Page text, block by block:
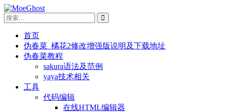
首页
伪春菜_橘花2修改增强版说明及下载地址
伪春菜教程
sakura语法及范例
yaya技术相关
工具
代码编辑
在线HTML编辑器